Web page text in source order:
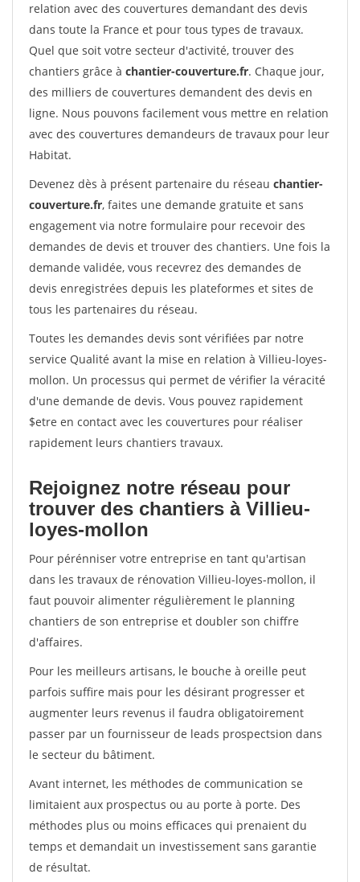
relation avec des couvertures demandant des devis
dans toute la France et pour tous types de travaux.
Quel que soit votre secteur d'activité, trouver des
chantiers grâce à chantier-couverture.fr. Chaque jour,
des milliers de couvertures demandent des devis en
ligne. Nous pouvons facilement vous mettre en relation
avec des couvertures demandeurs de travaux pour leur
Habitat.
Devenez dès à présent partenaire du réseau chantier-
couverture.fr, faites une demande gratuite et sans
engagement via notre formulaire pour recevoir des
demandes de devis et trouver des chantiers. Une fois la
demande validée, vous recevrez des demandes de
devis enregistrées depuis les plateformes et sites de
tous les partenaires du réseau.
Toutes les demandes devis sont vérifiées par notre
service Qualité avant la mise en relation à Villieu-loyes-
mollon. Un processus qui permet de vérifier la véracité
d'une demande de devis. Vous pouvez rapidement
$etre en contact avec les couvertures pour réaliser
rapidement leurs chantiers travaux.
Rejoignez notre réseau pour
trouver des chantiers à Villieu-
loyes-mollon
Pour pérénniser votre entreprise en tant qu'artisan
dans les travaux de rénovation Villieu-loyes-mollon, il
faut pouvoir alimenter régulièrement le planning
chantiers de son entreprise et doubler son chiffre
d'affaires.
Pour les meilleurs artisans, le bouche à oreille peut
parfois suffire mais pour les désirant progresser et
augmenter leurs revenus il faudra obligatoirement
passer par un fournisseur de leads prospectsion dans
le secteur du bâtiment.
Avant internet, les méthodes de communication se
limitaient aux prospectus ou au porte à porte. Des
méthodes plus ou moins efficaces qui prenaient du
temps et demandait un investissement sans garantie
de résultat.